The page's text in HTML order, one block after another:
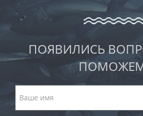
ПОЯВИЛИСЬ